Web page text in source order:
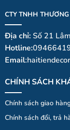
CTY TNHH
Địa chỉ:Số 21
Hotline:
Email
CHÍNH SÁCH
Chính sách giao
Chínhsáchđổi, trả